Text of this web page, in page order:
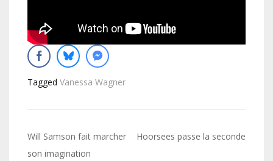
Tagged Vanessa Wagner
Navigation
Will Samson fait marcher
son imagination
Hoorsees passe la seconde